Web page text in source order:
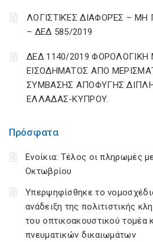
Πρόσφατα
Ενοίκια: Τέλος οι πληρωμές
Οκτωβρίου
Υπερψηφίσθηκε το
ανάδειξη της πολιτιστικής
του οπτικοακουστικού τομέα
πνευματικών δικαιωμάτων
ΛΟΓΙΣΤΙΚΈΣ ΔΙΑΦΟΡΈΣ –
– ΔΕΔ 585/2019
ΔΕΔ 1140/2019 ΦΟΡΟΛΟΓΙΚΗ
ΕΙΣΟΔΗΜΑΤΟΣ ΑΠΟ
ΣΥΜΒΑΣΗΣ ΑΠΟΦΥΓΗΣ
ΕΛΛΑΔΑΣ-ΚΥΠΡΟΥ.